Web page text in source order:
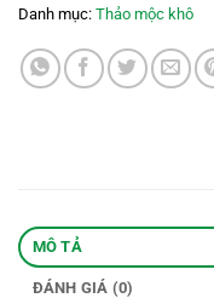
Danh mục: Thảo mộc khô
MÔ TẢ
ĐÁNH GIÁ (0)